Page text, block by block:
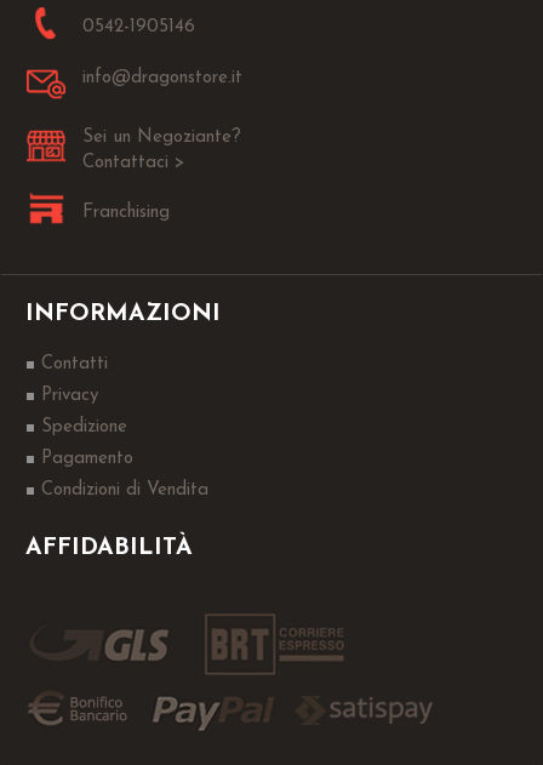
0542-1905146
info@dragonstore.it
Sei un Negoziante?
Contattaci >
Franchising
INFORMAZIONI
Contatti
Privacy
Spedizione
Pagamento
Condizioni di Vendita
AFFIDABILITÀ